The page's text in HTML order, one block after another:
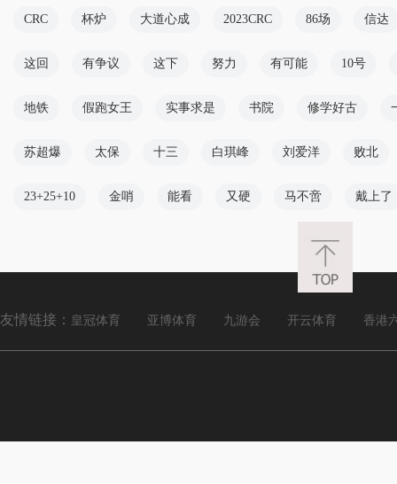
CRC 杯炉 大道心成 2023CRC 86场 信达
这回 有争议 这下 努力 有可能 10号
地铁 假跑女王 实事求是 书院 修学好古
苏超爆 太保 十三 白琪峰 刘爱洋 败北
23+25+10 金哨 能看 又硬 马不啻 戴上了
友情链接： 皇冠体育 亚博体育 九游会 开云体育 香港